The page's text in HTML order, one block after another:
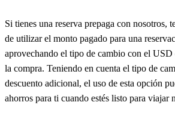
Si tienes una reserva prepaga con nosotros,
de utilizar el monto pagado para una
aprovechando el tipo de cambio con el USD
la compra. Teniendo en cuenta el tipo de
descuento adicional, el uso de esta opción
ahorros para ti cuando estés listo para viajar